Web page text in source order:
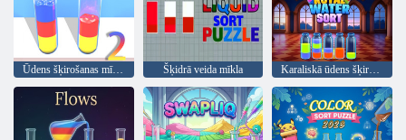
Ūdens šķirošanas mīkla 2 Šķidrā veida mīkla Karaliskā ūdens šķirošana